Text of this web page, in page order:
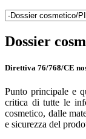
Dossier
Direttiva 76/768/CE
Punto principale e
critica di tutte le
cosmetico, dalle
e sicurezza del